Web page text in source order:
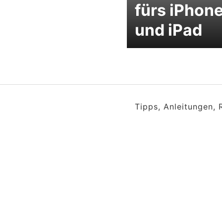
fürs
und iPad
Tipps, Anleitungen,